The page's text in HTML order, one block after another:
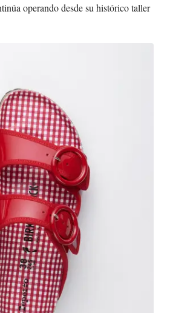
operando desde su histórico taller